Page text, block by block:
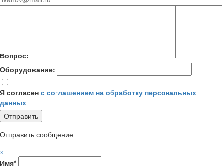
Вопрос:
Оборудование:
Я согласен с соглашением на обработку персональных
данных
Отправить сообщение
×
Имя*